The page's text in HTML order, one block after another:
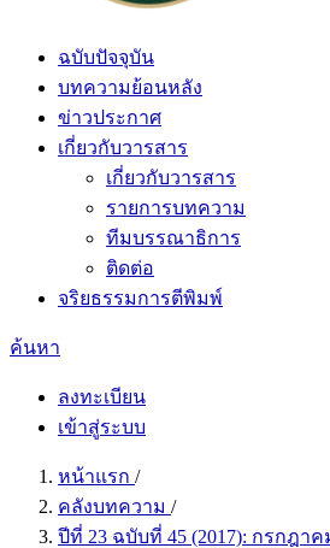
ฉบับปัจจุบัน
บทความย้อนหลัง
ข่าวประกาศ
เกี่ยวกับวารสาร
เกี่ยวกับวารสาร
รายการบทความ
ทีมบรรณาธิการ
ติดต่อ
จริยธรรมการตีพิมพ์
ค้นหา
ลงทะเบียน
เข้าสู่ระบบ
หน้าแรก /
คลังบทความ /
ปีที่ 23 ฉบับที่ 45 (2017): กรกฎา